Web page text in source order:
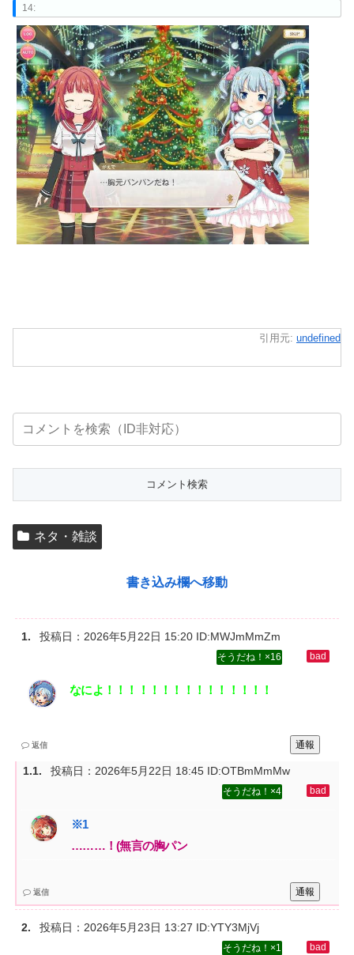
14:
引用元: undefined
ネタ・雑談
書き込み欄へ移動
投稿日： 2026年5月22日 15:20 ID:MWJmMmZm
16
なによ！！！！！！！！！！！！！！！
通報
返信
投稿日： 2026年5月22日 18:45 ID:OTBmMmMw
4
………！(無言の胸パン
通報
返信
投稿日： 2026年5月23日 13:27 ID:YTY3MjVj
1